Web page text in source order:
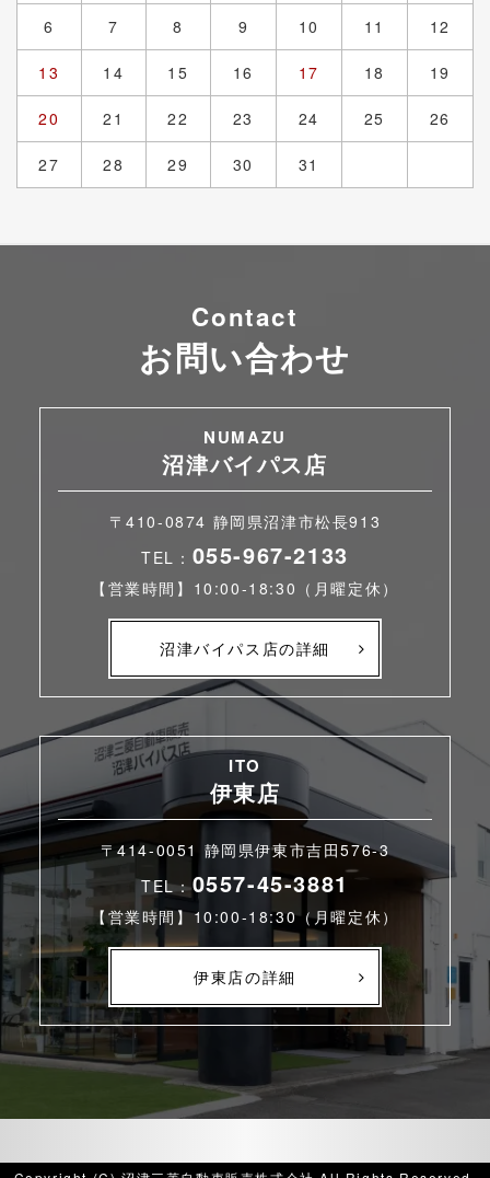
6 7 8 9 10 11 12
13 14 15 16 17 18 19
20 21 22 23 24 25 26
27 28 29 30 31
Contact
お問い合わせ
NUMAZU
沼津バイパス店
〒410-0874 静岡県沼津市松長913
TEL： 055-967-2133
【営業時間】10:00-18:30（月曜定休）
沼津バイパス店の詳細
ITO
伊東店
〒414-0051 静岡県伊東市吉田576-3
TEL：0557-45-3881
【営業時間】10:00-18:30（月曜定休）
伊東店の詳細